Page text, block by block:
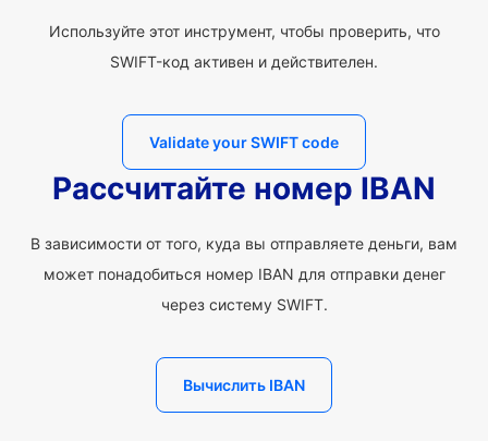
Используйте этот инструмент, чтобы проверить, что
SWIFT-код активен и действителен.
Validate your SWIFT code
Рассчитайте номер IBAN
В зависимости от того, куда вы отправляете деньги, вам
может понадобиться номер IBAN для отправки денег
через систему SWIFT.
Вычислить IBAN